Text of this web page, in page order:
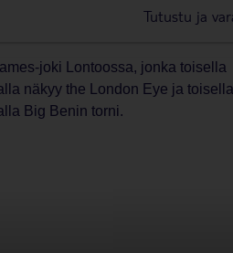
Tutustu ja